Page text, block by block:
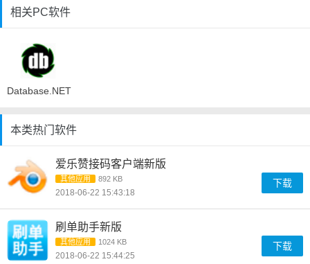
相关PC软件
Database.NET
本类热门软件
爱乐赞接码客户端新版
其他应用 892 KB
2018-06-22 15:43:18
下载
刷单助手新版
其他应用 1024 KB
2018-06-22 15:44:25
下载